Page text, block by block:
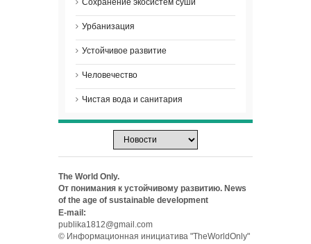
Сохранение экосистем суши
Урбанизация
Устойчивое развитие
Человечество
Чистая вода и санитария
The World Only.
От понимания к устойчивому развитию. News
of the age of sustainable development
E-mail:
publika1812@gmail.com
© Информационная инициатива "TheWorldOnly"